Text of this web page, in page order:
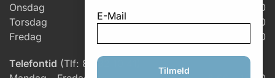
E-Mail
Tilmeld
Onsdag
6.00 – 17.00
Torsdag
7.00 – 18.00
Fredag
7.00 – 14.30
Telefontid (Tlf: 86 82 10 41)